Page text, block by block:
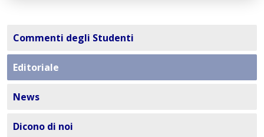
Commenti degli Studenti
Editoriale
News
Dicono di noi